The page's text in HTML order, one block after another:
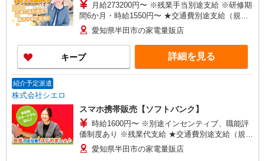
月給273200円〜 ※残業手当別途支給 ※研修期
間6か月・時給1550円〜 ★交通費別途支給（規定
あり） ゜+゜・。○。・゜+゜・。○。・゜+゜ 入
社祝い金10万円支給(規定有) お友達を紹介頂くと,
インセンティブ支給(規定有) ゜・。○。・゜
+゜・。○。・゜+゜
愛知県半田市の家電量販店
キープ 詳細を見る
紹介予定派遣
株式会社シエロ
スマホ携帯販売【ソフトバンク】
時給1600円〜 ※別途インセンティブ、職能評
価制度あり ※残業代支給 ★交通費別途支給（規定
あり） ゜+゜・。○。・゜+゜・。○。・゜+゜ 入
社祝い金10万円支給(規定有) お友達を紹介頂くと,
愛知県半田市の家電量販店